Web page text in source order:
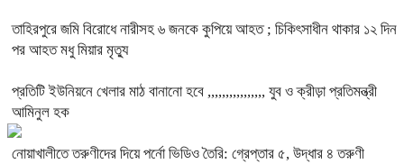
তাহিরপুরে জমি বিরোধে নারীসহ ৬ জনকে কুপিয়ে আহত ; চিকিৎসাধীন থাকার ১২ দিন
পর আহত মধু মিয়ার মৃত্যু
প্রতিটি ইউনিয়নে খেলার মাঠ বানানো হবে ,,,,,,,,,,,,,,,, যুব ও ক্রীড়া প্রতিমন্ত্রী
আমিনুল হক
নোয়াখালীতে তরুণীদের দিয়ে পর্নো ভিডিও তৈরি: গ্রেপ্তার ৫, উদ্ধার ৪ তরুণী